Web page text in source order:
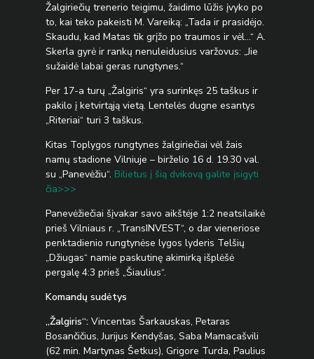
Žalgiriečių trenerio teigimu, žaidimo lūžis įvyko po
to, kai teko pakeisti M. Vareiką: „Tada ir prasidėjo.
Skaudu, kad Matas tik grįžo po traumos ir vėl…“ A.
Skerla gyrė ir rankų nenuleidusius varžovus: „Jie
sužaidė labai geras rungtynes.“
Per 17-a turų „Žalgiris“ yra surinkęs 25 taškus ir
pakilo į ketvirtąją vietą. Lentelės dugne esantys
„Riteriai“ turi 3 taškus.
Kitas Toplygos rungtynes žalgiriečiai vėl žais
namų stadione Vilniuje – birželio 16 d. 19.30 val.
su „Panevėžiu“. Bilietus į šią dvikovą galite įsigyti
čia>>>
Panevėžiečiai šįvakar savo aikštėje 1:2 neatsilaikė
prieš Vilniaus r. „TransINVEST“, o dar vieneriose
penktadienio rungtynėse lygos lyderis Telšių
„Džiugas“ namie paskutinę akimirką išplėšė
pergalę 4:3 prieš „Šiaulius“.
Komandų sudėtys
„Žalgiris“:Vincentas Šarkauskas, Petaras
Bosančičius, Jurijus Kendyšas, Saba Mamacašvili
(62 min. Martynas Šetkus), Grigore Turda, Paulius